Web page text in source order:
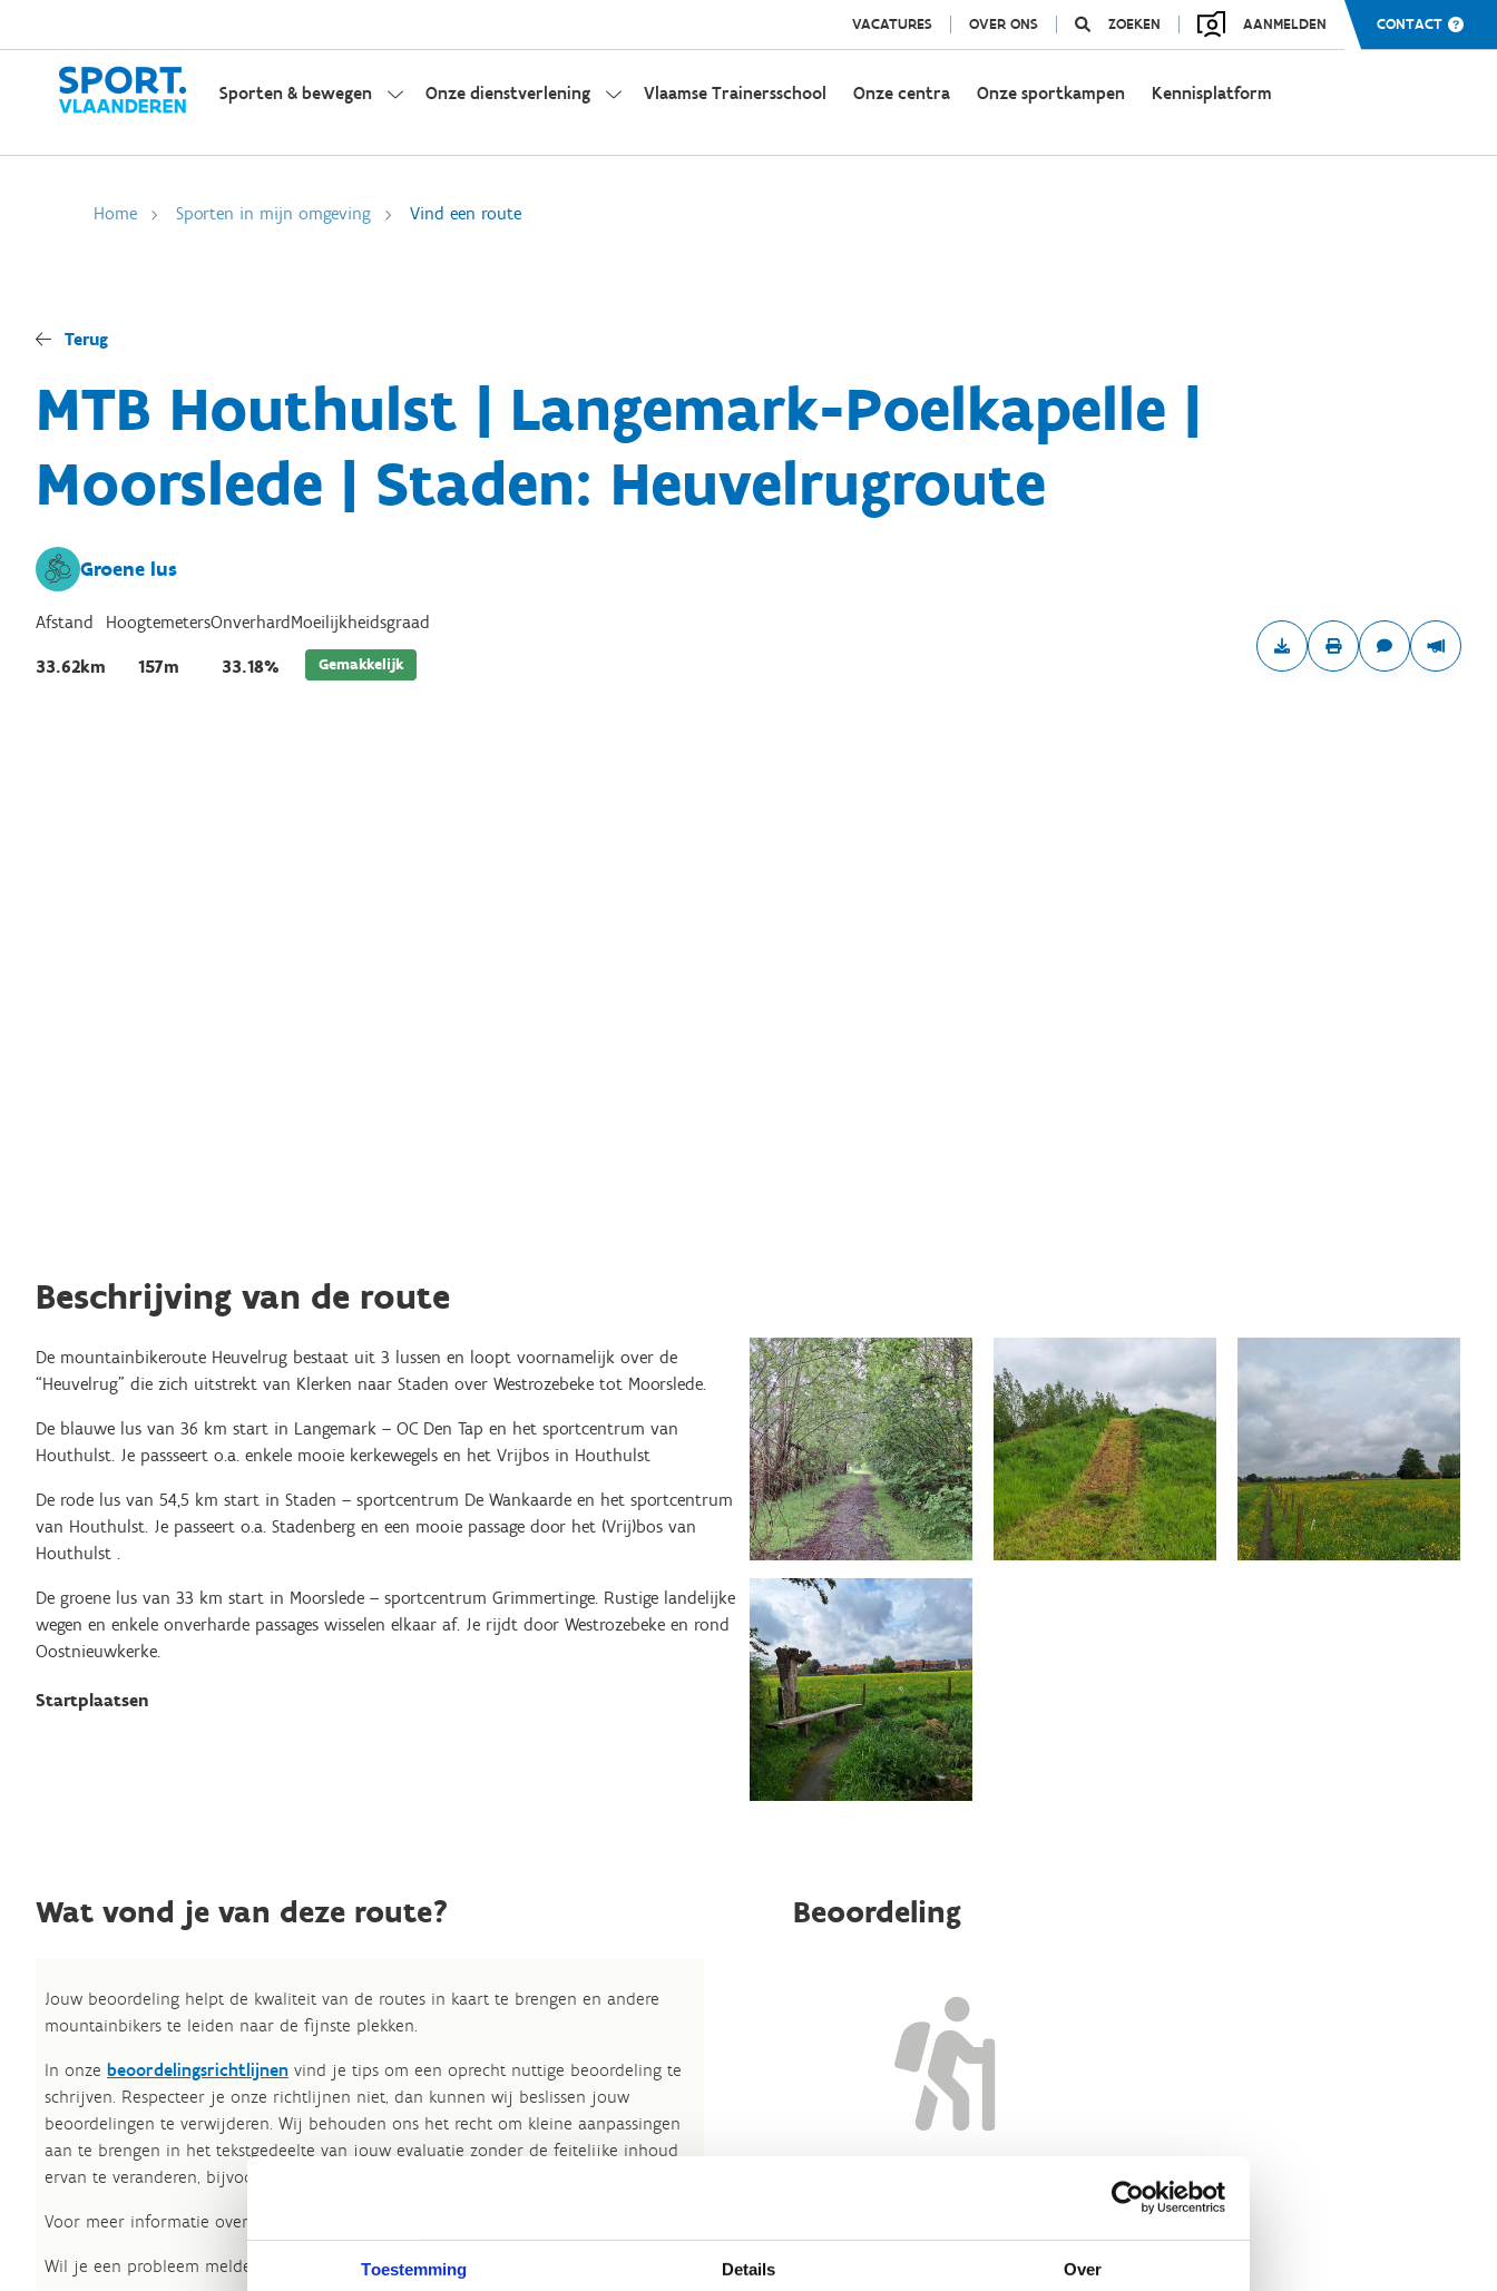
Toestemming Details Over
VACATURES OVER ONS ZOEKEN AANMELDEN CONTACT
Sporten & bewegen Onze dienstverlening Vlaamse Trainersschool Onze centra Onze sportkampen Kennisplatform
Home Sporten in mijn omgeving Vind een route
Terug
MTB Houthulst | Langemark-Poelkapelle |
Moorslede | Staden: Heuvelrugroute
Groene lus
Afstand
33.62km
Hoogtemeters
157m
Onverhard
33.18%
Moeilijkheidsgraad
Gemakkelijk
Beschrijving van de route
De mountainbikeroute Heuvelrug bestaat uit 3 lussen en loopt voornamelijk over de
“Heuvelrug” die zich uitstrekt van Klerken naar Staden over Westrozebeke tot Moorslede.
De blauwe lus van 36 km start in Langemark – OC Den Tap en het sportcentrum van
Houthulst. Je passseert o.a. enkele mooie kerkewegels en het Vrijbos in Houthulst
De rode lus van 54,5 km start in Staden – sportcentrum De Wankaarde en het sportcentrum
van Houthulst. Je passeert o.a. Stadenberg en een mooie passage door het (Vrij)bos van
Houthulst .
De groene lus van 33 km start in Moorslede – sportcentrum Grimmertinge. Rustige landelijke
wegen en enkele onverharde passages wisselen elkaar af. Je rijdt door Westrozebeke en rond
Oostnieuwkerke.
Startplaatsen
Wat vond je van deze route?
Jouw beoordeling helpt de kwaliteit van de routes in kaart te brengen en andere
mountainbikers te leiden naar de fijnste plekken.
In onze beoordelingsrichtlijnen vind je tips om een oprecht nuttige beoordeling te
schrijven. Respecteer je onze richtlijnen niet, dan kunnen wij beslissen jouw
beoordelingen te verwijderen. Wij behouden ons het recht om kleine aanpassingen
aan te brengen in het tekstgedeelte van jouw evaluatie zonder de feitelijke inhoud
ervan te veranderen, bijvoorbeeld om taalfouten en leesbaarheid te verbeteren.​
Voor meer informatie over onze routestructuren, neem een kijkje bij de
Wil je een probleem melden op een route? Ga dan naar het
Beoordeling